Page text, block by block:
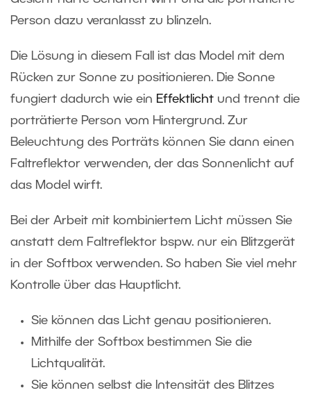
Person dazu veranlasst zu blinzeln.
Die Lösung in diesem Fall ist das Model mit dem
Rücken zur Sonne zu positionieren. Die Sonne
fungiert dadurch wie ein Effektlicht und trennt die
porträtierte Person vom Hintergrund. Zur
Beleuchtung des Porträts können Sie dann einen
Faltreflektor verwenden, der das Sonnenlicht auf
das Model wirft.
Bei der Arbeit mit kombiniertem Licht müssen Sie
anstatt dem Faltreflektor bspw. nur ein Blitzgerät
in der Softbox verwenden. So haben Sie viel mehr
Kontrolle über das Hauptlicht.
Sie können das Licht genau positionieren.
Mithilfe der Softbox bestimmen Sie die
Lichtqualität.
Sie können selbst die Intensität des Blitzes